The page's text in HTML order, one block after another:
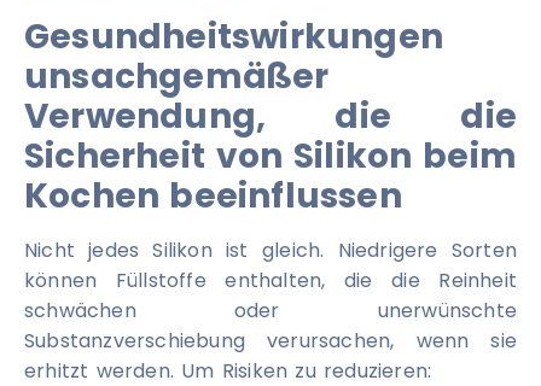
Gesundheitswirkungen
unsachgemäßer
Verwendung, die die
Sicherheit von Silikon beim
Kochen beeinflussen
Nicht jedes Silikon ist gleich. Niedrigere Sorten
können Füllstoffe enthalten, die die Reinheit
schwächen oder unerwünschte
Substanzverschiebung verursachen, wenn sie
erhitzt werden. Um Risiken zu reduzieren: